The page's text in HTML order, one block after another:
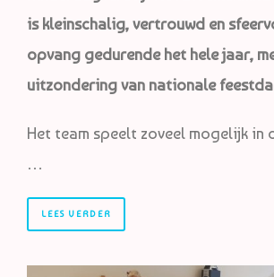
is kleinschalig, vertrouwd en
opvang gedurende het hele jaar,
uitzondering van nationale
Het team speelt zoveel mogelijk in
…
LEES VERDER